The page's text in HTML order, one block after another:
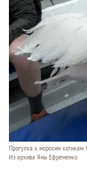
Прогулка к морским котикам.
Из архива Яны Ефременко